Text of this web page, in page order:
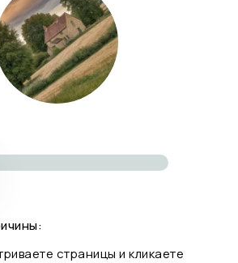
страницы и кликаете